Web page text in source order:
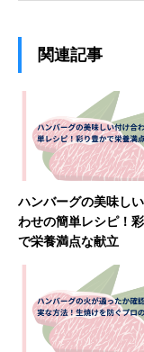
関連記事
ハンバーグの美味し
わせの簡単レシピ！
で栄養満点な献立